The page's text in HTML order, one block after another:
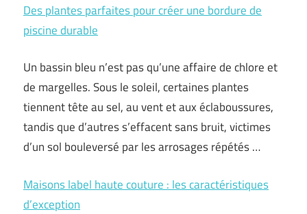
Des plantes parfaites pour créer une bordure de
piscine durable
Un bassin bleu n’est pas qu’une affaire de chlore et
de margelles. Sous le soleil, certaines plantes
tiennent tête au sel, au vent et aux éclaboussures,
tandis que d’autres s’effacent sans bruit, victimes
d’un sol bouleversé par les arrosages répétés …
Maisons label haute couture : les caractéristiques
d’exception